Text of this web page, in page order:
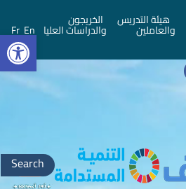
هيئة التدريس
والعاملين
الخريجون
والدراسات العليا En
Fr
Search
for: